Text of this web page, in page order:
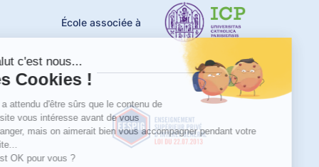
École associée à